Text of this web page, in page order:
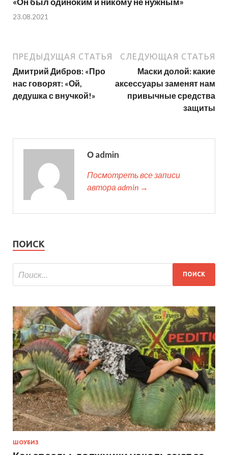
23.08.2021
ПРЕДЫДУЩАЯ СТАТЬЯ
Дмитрий Дибров: «Про
нас говорят: «Ой,
дедушка с внучкой!»
СЛЕДУЮЩАЯ СТАТЬЯ
Маски долой: какие
аксессуары заменят нам
привычные средства
защиты
О admin
Посмотреть все записи
автора admin →
ПОИСК
ШОУБИЗ